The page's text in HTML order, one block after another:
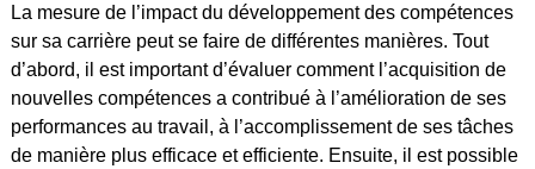
La mesure de l’impact du développement des compétences
sur sa carrière peut se faire de différentes manières. Tout
d’abord, il est important d’évaluer comment l’acquisition de
nouvelles compétences a contribué à l’amélioration de ses
performances au travail, à l’accomplissement de ses tâches
de manière plus efficace et efficiente. Ensuite, il est possible